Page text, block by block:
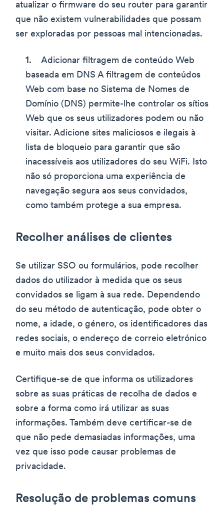
atualizar o firmware do seu router para garantir
que não existem vulnerabilidades que possam
ser exploradas por pessoas mal intencionadas.
Adicionar filtragem de conteúdo Web
baseada em DNS A filtragem de conteúdos
Web com base no Sistema de Nomes de
Domínio (DNS) permite-lhe controlar os sítios
Web que os seus utilizadores podem ou não
visitar. Adicione sites maliciosos e ilegais à
lista de bloqueio para garantir que são
inacessíveis aos utilizadores do seu WiFi. Isto
não só proporciona uma experiência de
navegação segura aos seus convidados,
como também protege a sua empresa.
Recolher análises de clientes
Se utilizar SSO ou formulários, pode recolher
dados do utilizador à medida que os seus
convidados se ligam à sua rede. Dependendo
do seu método de autenticação, pode obter o
nome, a idade, o género, os identificadores das
redes sociais, o endereço de correio eletrónico
e muito mais dos seus convidados.
Certifique-se de que informa os utilizadores
sobre as suas práticas de recolha de dados e
sobre a forma como irá utilizar as suas
informações. Também deve certificar-se de
que não pede demasiadas informações, uma
vez que isso pode causar problemas de
privacidade.
Resolução de problemas comuns